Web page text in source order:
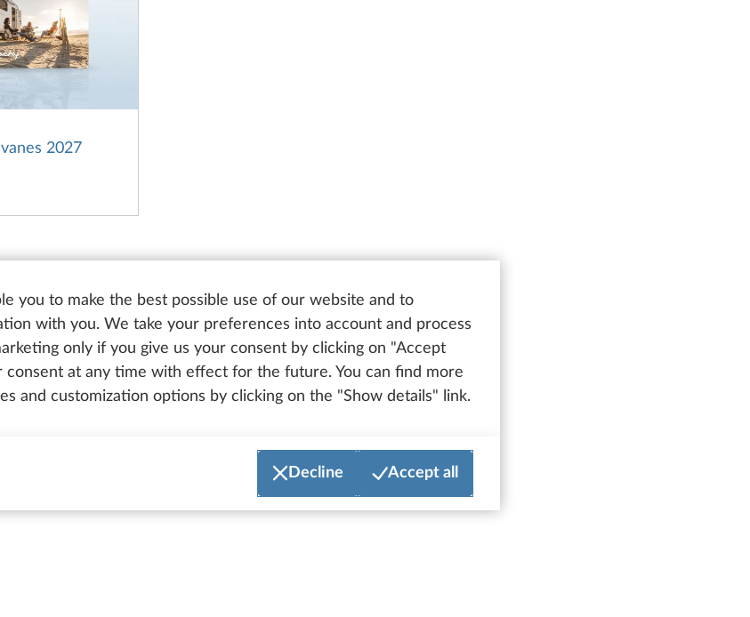
you to make the best possible use of our website and to
with you. We take your preferences into account and process
only if you give us your consent by clicking on "Accept
consent at any time with effect for the future. You can find more
and customization options by clicking on the "Show details" link.
Decline Accept all
2027